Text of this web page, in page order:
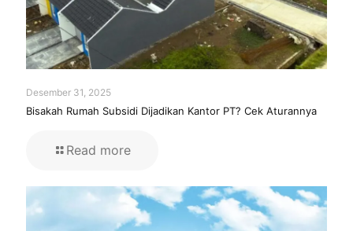
Desember 31, 2025
Bisakah Rumah Subsidi Dijadikan Kantor PT? Cek Aturannya
Read more